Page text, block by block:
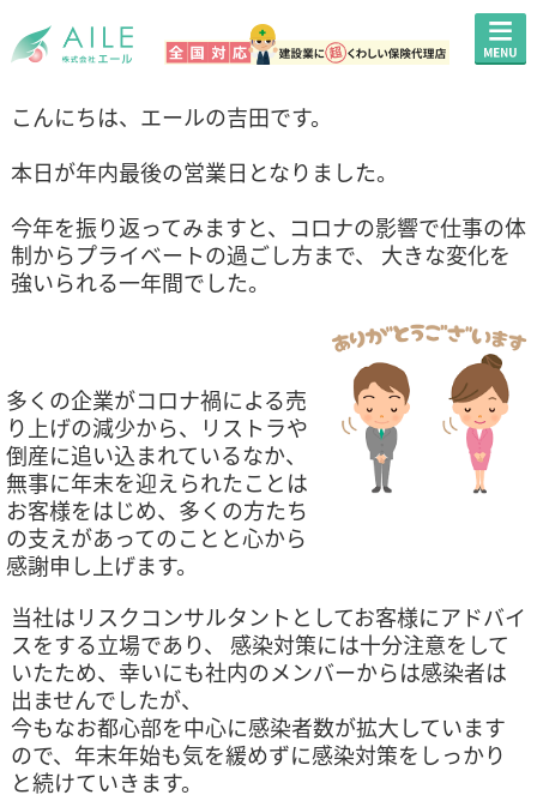
こんにちは、エールの吉田です。
本日が年内最後の営業日となりました。
今年を振り返ってみますと、コロナの影響で仕事の体
制からプライベートの過ごし方まで、 大きな変化を
強いられる一年間でした。
多くの企業がコロナ禍による売
り上げの減少から、リストラや
倒産に追い込まれているなか、
無事に年末を迎えられたことは
お客様をはじめ、多くの方たち
の支えがあってのことと心から
感謝申し上げます。
当社はリスクコンサルタントとしてお客様にアドバイ
スをする立場であり、 感染対策には十分注意をして
いたため、幸いにも社内のメンバーからは感染者は
出ませんでしたが、
今もなお都心部を中心に感染者数が拡大しています
ので、年末年始も気を緩めずに感染対策をしっかり
と続けていきます。